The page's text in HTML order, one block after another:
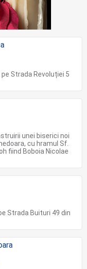
Strada Revoluției 5
unei biserici noi
cu hramul Sf.
fiind Boboia Nicolae
Strada Buituri 49 din